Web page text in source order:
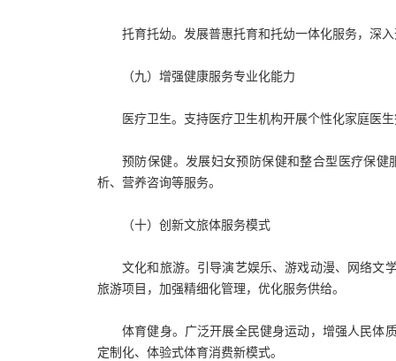
托育托幼。发展普惠托育和托幼一体化服务，深
（九）增强健康服务专业化能力
医疗卫生。支持医疗卫生机构开展个性化家庭医
预防保健。发展妇女预防保健和整合型医疗保
析、营养咨询等服务。
（十）创新文旅体服务模式
文化和旅游。引导演艺娱乐、游戏动漫、网络文
旅游项目，加强精细化管理，优化服务供给。
体育健身。广泛开展全民健身运动，增强人民体
定制化、体验式体育消费新模式。